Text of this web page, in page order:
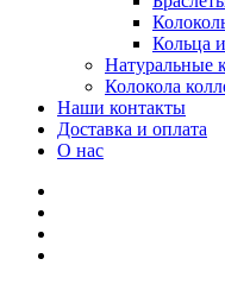
Кольца
Натуральные
Колокола
Наши контакты
Доставка и оплата
О нас